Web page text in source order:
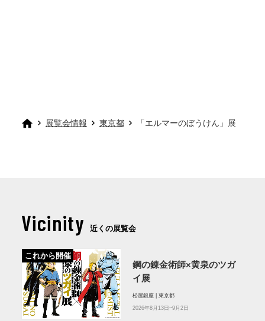
展覧会情報 東京都 「エルマーのぼうけん」展
Vicinity 近くの展覧会
これから開催
鋼の錬金術師×黄泉のツガ
イ展
松屋銀座 | 東京都
2026年8月13日~9月2日